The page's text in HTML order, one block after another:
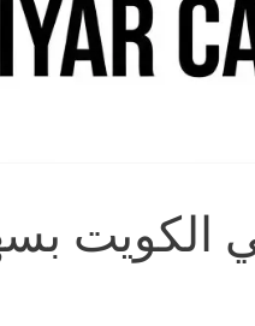
الكويت